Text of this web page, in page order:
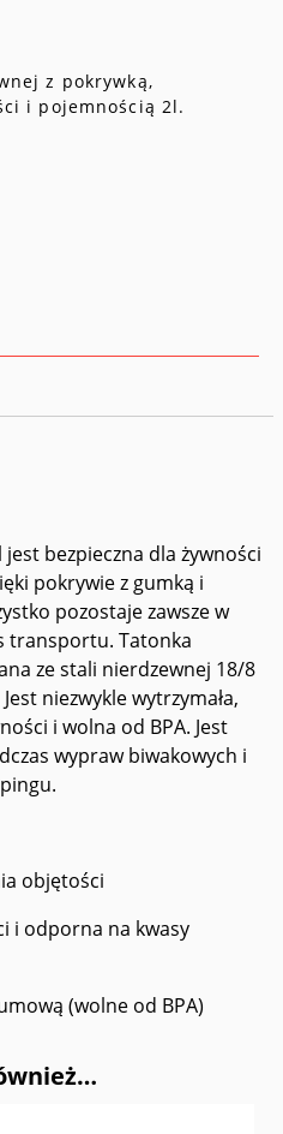
z pokrywką,
i pojemnością 2l.
bezpieczna dla żywności
pokrywie z gumką i
pozostaje zawsze w
transportu. Tatonka
ze stali nierdzewnej 18/8
niezwykle wytrzymała,
i wolna od BPA. Jest
wypraw biwakowych i
objętości
i odporna na kwasy
(wolne od BPA)